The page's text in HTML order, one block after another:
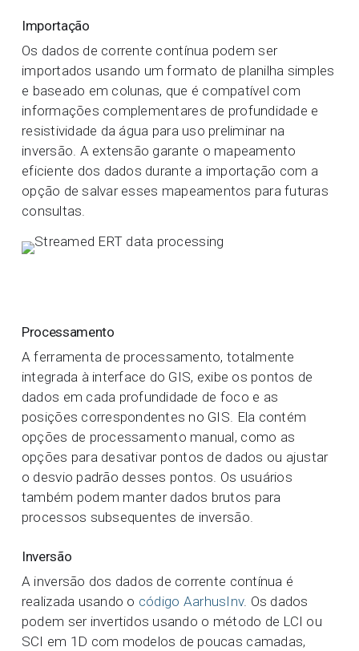
Importação
Os dados de corrente contínua podem ser
importados usando um formato de planilha simples
e baseado em colunas, que é compatível com
informações complementares de profundidade e
resistividade da água para uso preliminar na
inversão. A extensão garante o mapeamento
eficiente dos dados durante a importação com a
opção de salvar esses mapeamentos para futuras
consultas.
Processamento
A ferramenta de processamento, totalmente
integrada à interface do GIS, exibe os pontos de
dados em cada profundidade de foco e as
posições correspondentes no GIS. Ela contém
opções de processamento manual, como as
opções para desativar pontos de dados ou ajustar
o desvio padrão desses pontos. Os usuários
também podem manter dados brutos para
processos subsequentes de inversão.
Inversão
A inversão dos dados de corrente contínua é
realizada usando o código AarhusInv. Os dados
podem ser invertidos usando o método de LCI ou
SCI em 1D com modelos de poucas camadas,